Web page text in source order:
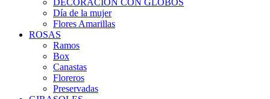
DECORACIÓN CON GLOBOS
Día de la mujer
Flores Amarillas
ROSAS
Ramos
Box
Canastas
Floreros
Preservadas